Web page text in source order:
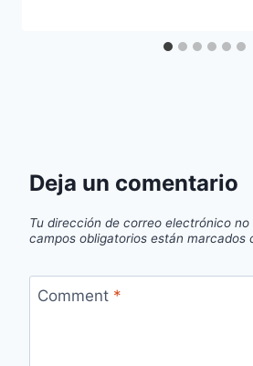
Deja un comentario
Tu dirección de correo electrónico no
campos obligatorios están marcados
Comment *